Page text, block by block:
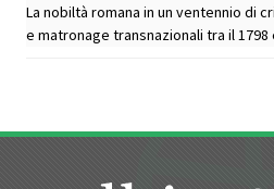
La nobiltà romana in un ventennio di
e matronage transnazionali tra il 1798